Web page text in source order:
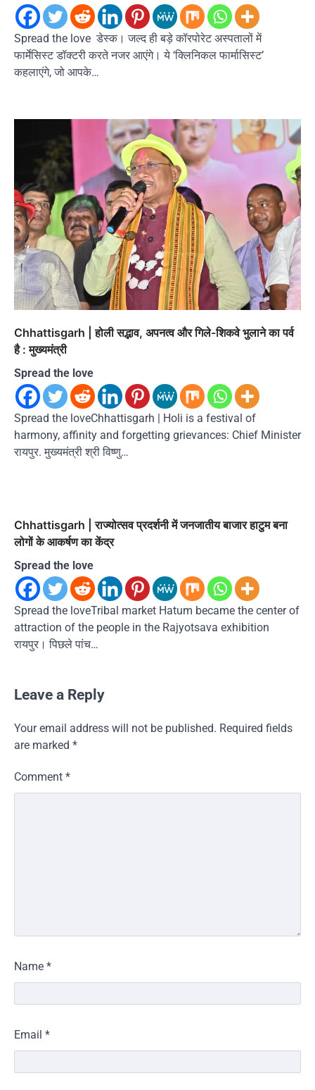
Spread the love डेस्क। जल्द ही बड़े कॉरपोरेट अस्पतालों में
फार्मेसिस्ट डॉक्टरी करते नजर आएंगे। ये ‘क्लिनिकल फार्मासिस्ट’
कहलाएंगे, जो आपके…
Chhattisgarh | होली सद्भाव, अपनत्व और गिले-शिकवे भुलाने का पर्व
है : मुख्यमंत्री
Spread the love
Spread the loveChhattisgarh | Holi is a festival of
harmony, affinity and forgetting grievances: Chief Minister
रायपुर. मुख्यमंत्री श्री विष्णु…
Chhattisgarh | राज्योत्सव प्रदर्शनी में जनजातीय बाजार हाटुम बना
लोगों के आकर्षण का केंद्र
Spread the love
Spread the loveTribal market Hatum became the center of
attraction of the people in the Rajyotsava exhibition
रायपुर। पिछले पांच…
Leave a Reply
Your email address will not be published. Required fields
are marked *
Comment *
Name *
Email *